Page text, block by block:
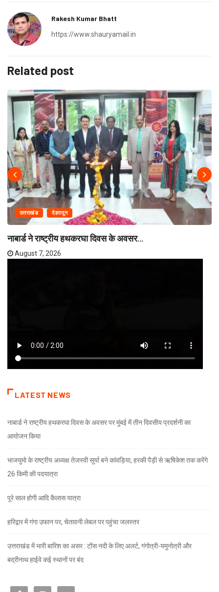
Rakesh Kumar Bhatt
https://www.shauryamail.in
Related post
उत्तराखंड देहरादून
नाबार्ड ने राष्ट्रीय हथकरघा दिवस के अवसर...
August 7, 2026
LATEST NEWS
नाबार्ड ने राष्ट्रीय हथकरघा दिवस के अवसर पर मुंबई में तीन दिवसीय प्रदर्शनी का
आयोजन किया
भाजयुमो के राष्ट्रीय अध्यक्ष तेजस्वी सूर्या बने कांवड़िया, हरकी पैड़ी से ऋषिकेश तक करेंगे
26 किमी की पदयात्रा
पूरे साल होगी आदि कैलास यात्रा
हरिद्वार में गंगा उफान पर, चेतावनी लेबल पर पहुंचा जलस्तर
उत्तराखंड में भारी बारिश का असर : टोंस नदी के लिए अलर्ट, गंगोत्री-यमुनोत्री और
बद्रीनाथ हाईवे कई स्थानों पर बंद